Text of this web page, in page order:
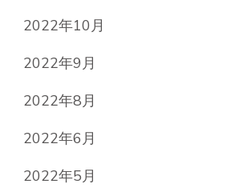
2022年10月
2022年9月
2022年8月
2022年6月
2022年5月